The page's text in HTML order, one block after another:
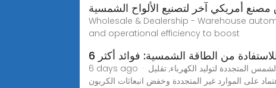
مصنع أمريكي آخر لتصنيع الألواح الشمسية
Wholesale & Dealership - Warehouse
and operational efficiency to boost
من الطاقة الشمسية: فوائد أكثر
6 days ago · الفوائد المالية والبيئية للطاقة الشمسية الطاقة الشمسية: النقطة الأساسية للاستدامة تعمل الألواح الشمسية على تسخير طاقة الشمس المتجددة لتوليد الكهرباء, تقليل
على الموارد غير المتجددة وخفض انبعاثات الكربون